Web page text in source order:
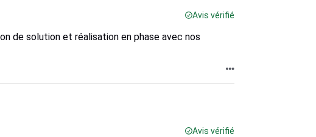
Avis vérifié
de solution et réalisation en phase avec nos
Avis vérifié